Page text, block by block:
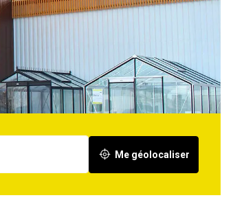
Tondeuse autoportée
STIHL RT 4082 l.80cm
452cm³
Me géolocaliser